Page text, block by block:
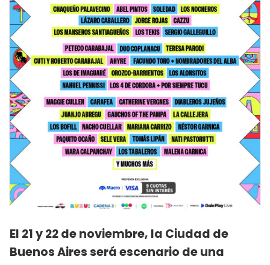
El 21 y 22 de noviembre, la Ciudad de
Buenos Aires será escenario de una